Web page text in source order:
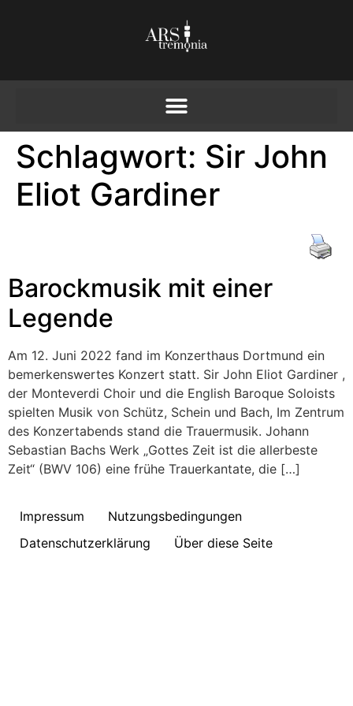
Schlagwort: Sir John
Eliot Gardiner
Barockmusik mit einer
Legende
Am 12. Juni 2022 fand im Konzerthaus Dortmund ein
bemerkenswertes Konzert statt. Sir John Eliot Gardiner ,
der Monteverdi Choir und die English Baroque Soloists
spielten Musik von Schütz, Schein und Bach, Im Zentrum
des Konzertabends stand die Trauermusik. Johann
Sebastian Bachs Werk „Gottes Zeit ist die allerbeste
Zeit“ (BWV 106) eine frühe Trauerkantate, die […]
Impressum
Nutzungsbedingungen
Datenschutzerklärung
Über diese Seite